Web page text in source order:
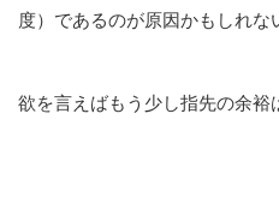
度）であるのが原因かもしれな
欲を言えばもう少し指先の余裕